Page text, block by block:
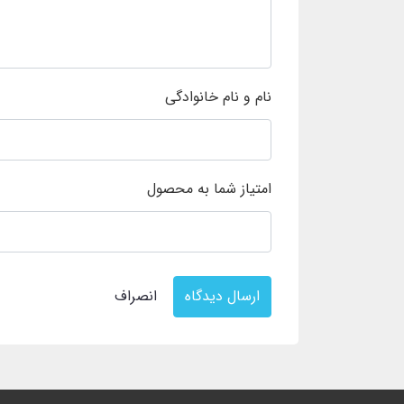
نام و نام خانوادگی
امتیاز شما به محصول
ارسال دیدگاه انصراف